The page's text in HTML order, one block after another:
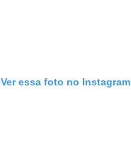
Ver essa foto no Instagram